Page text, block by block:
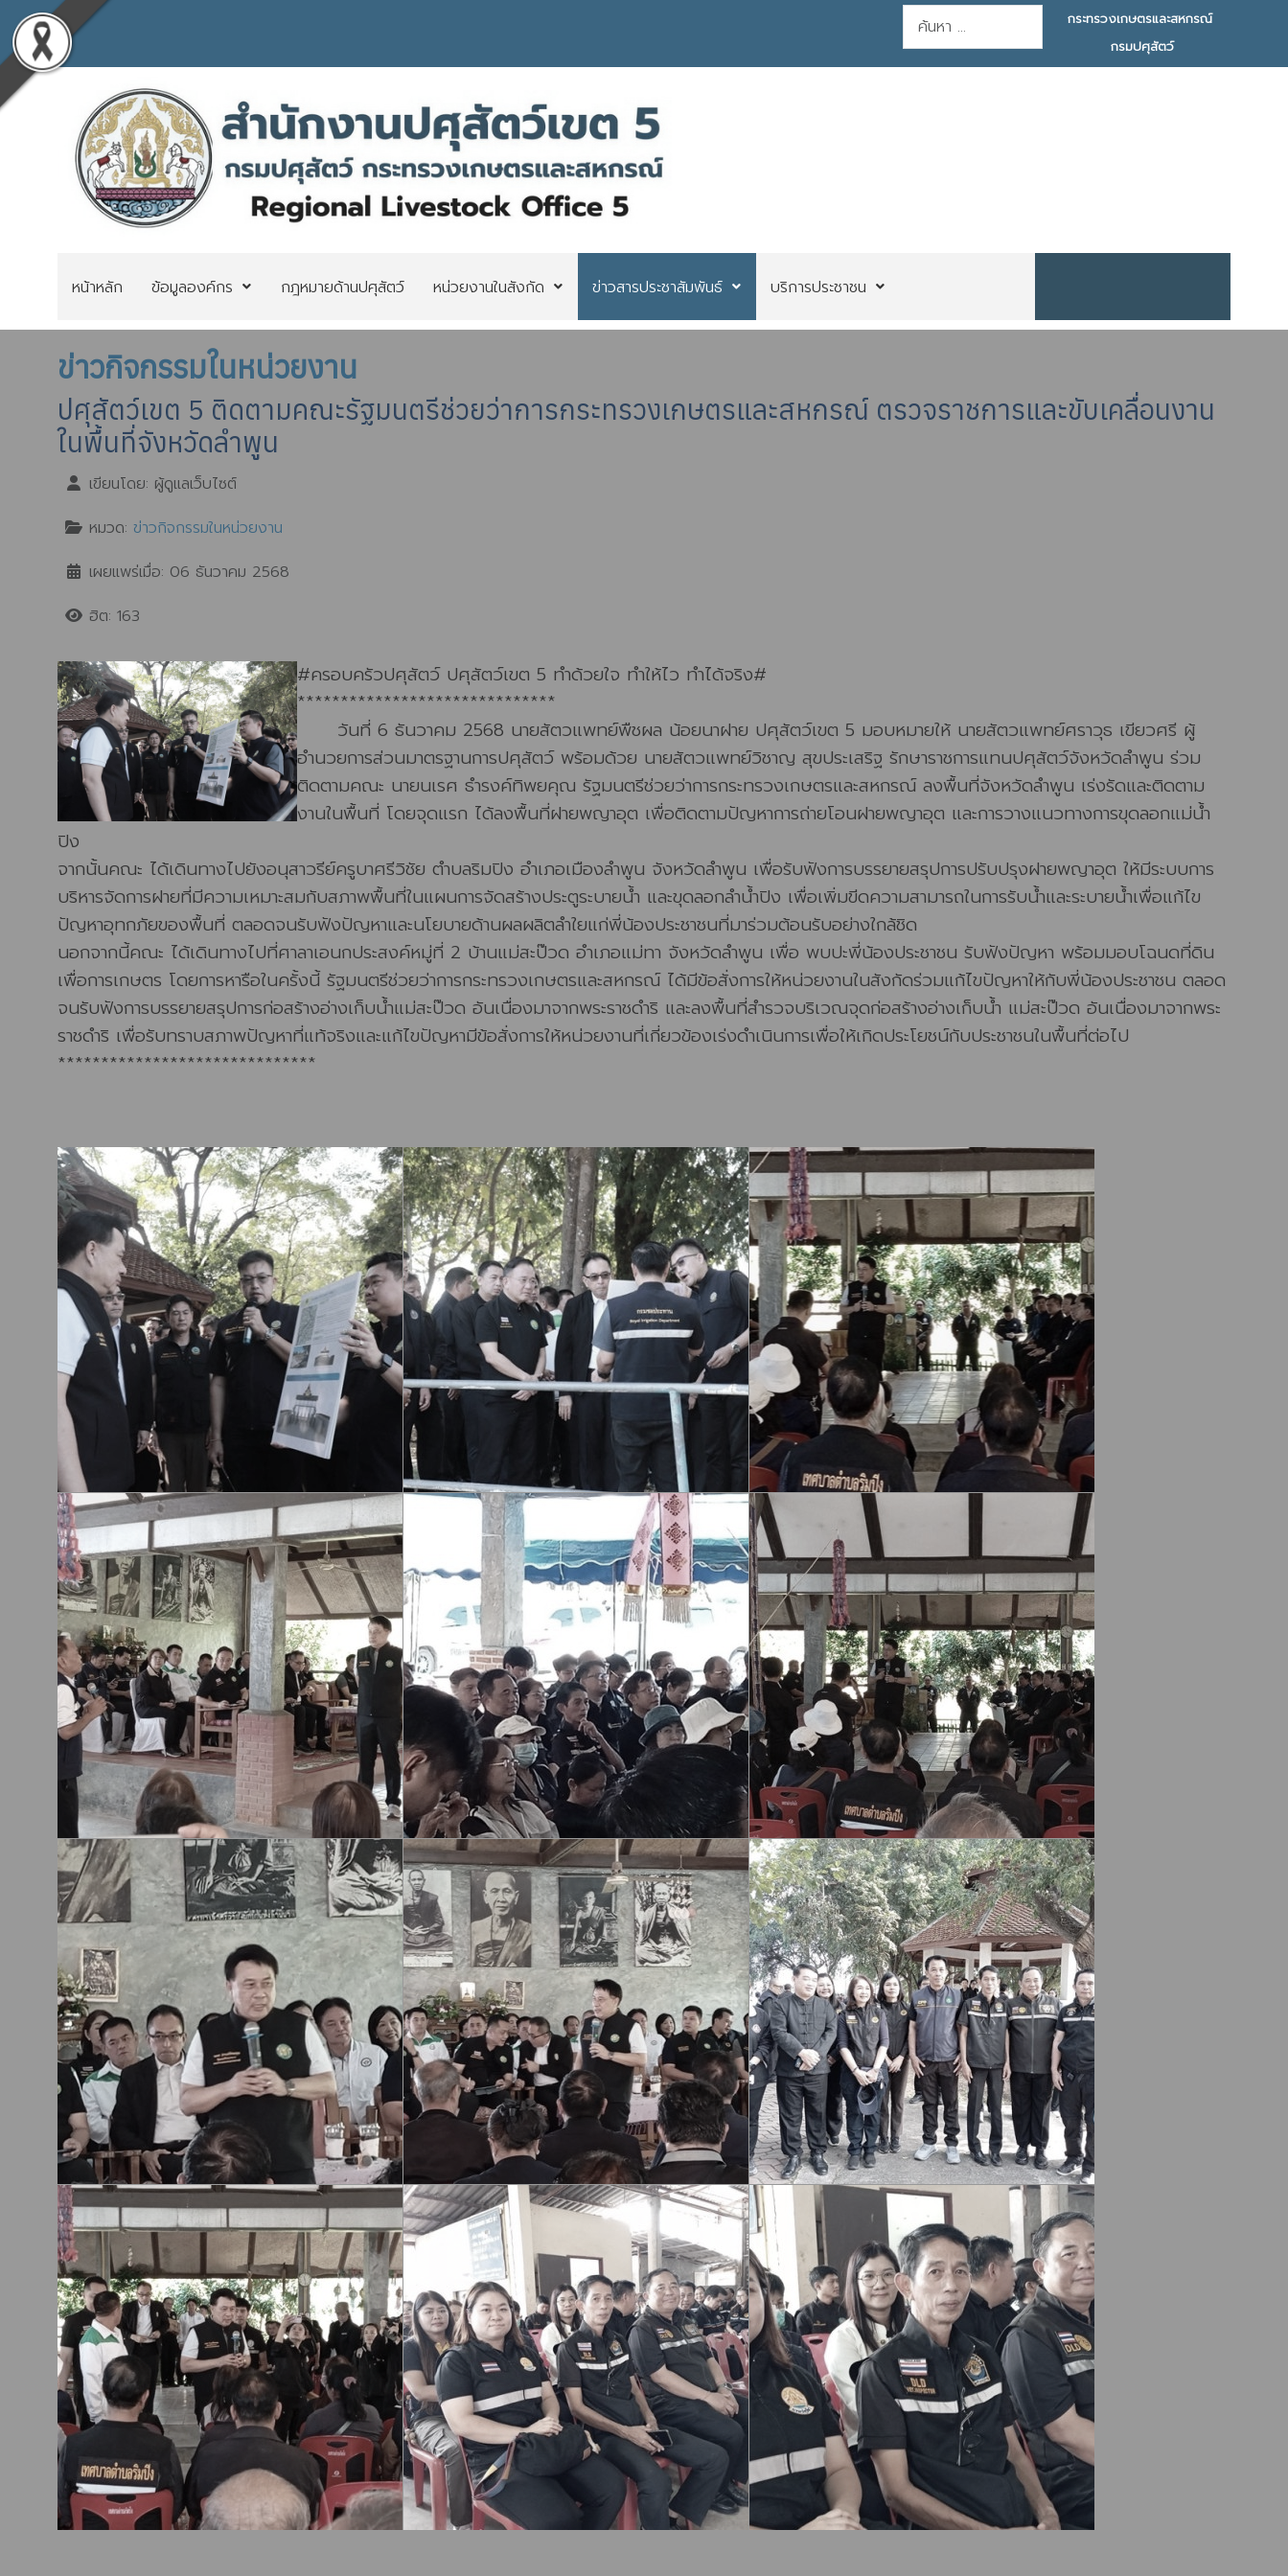
การค้นหา
กระทรวงเกษตรและสหกรณ์
กรมปศุสัตว์
หน้าหลัก ข้อมูลองค์กร กฎหมายด้านปศุสัตว์ หน่วยงานในสังกัด ข่าวสารประชาสัมพันธ์ บริการประชาชน
ข่าวกิจกรรมในหน่วยงาน
ปศุสัตว์เขต 5 ติดตามคณะรัฐมนตรีช่วยว่าการกระทรวงเกษตรและสหกรณ์ ตรวจราชการและขับเคลื่อนงาน
ในพื้นที่จังหวัดลำพูน
เขียนโดย: ผู้ดูแลเว็บไซต์
หมวด:ข่าวกิจกรรมในหน่วยงาน
เผยแพร่เมื่อ: 06 ธันวาคม 2568
ฮิต: 163
#ครอบครัวปศุสัตว์ ปศุสัตว์เขต 5 ทำด้วยใจ ทำให้ไว ทำได้จริง#
******************************
วันที่ 6 ธันวาคม 2568 นายสัตวแพทย์พืชผล น้อยนาฝาย ปศุสัตว์เขต 5 มอบหมายให้ นายสัตวแพทย์ศราวุธ เขียวศรี ผู้
อำนวยการส่วนมาตรฐานการปศุสัตว์ พร้อมด้วย นายสัตวแพทย์วิชาญ สุขประเสริฐ รักษาราชการแทนปศุสัตว์จังหวัดลำพูน ร่วม
ติดตามคณะ นายนเรศ ธำรงค์ทิพยคุณ รัฐมนตรีช่วยว่าการกระทรวงเกษตรและสหกรณ์ ลงพื้นที่จังหวัดลำพูน เร่งรัดและติดตาม
งานในพื้นที่ โดยจุดแรก ได้ลงพื้นที่ฝายพญาอุต เพื่อติดตามปัญหาการถ่ายโอนฝายพญาอุต และการวางแนวทางการขุดลอกแม่น้ำ
ปิง
จากนั้นคณะ ได้เดินทางไปยังอนุสาวรีย์ครูบาศรีวิชัย ตำบลริมปิง อำเภอเมืองลำพูน จังหวัดลำพูน เพื่อรับฟังการบรรยายสรุปการปรับปรุงฝายพญาอุต ให้มีระบบการ
บริหารจัดการฝายที่มีความเหมาะสมกับสภาพพื้นที่ในแผนการจัดสร้างประตูระบายน้ำ และขุดลอกลำน้ำปิง เพื่อเพิ่มขีดความสามารถในการรับน้ำและระบายน้ำเพื่อแก้ไข
ปัญหาอุทกภัยของพื้นที่ ตลอดจนรับฟังปัญหาและนโยบายด้านผลผลิตลำใยแก่พี่น้องประชาชนที่มาร่วมต้อนรับอย่างใกล้ชิด
นอกจากนี้คณะ ได้เดินทางไปที่ศาลาเอนกประสงค์หมู่ที่ 2 บ้านแม่สะป๊วด อำเภอแม่ทา จังหวัดลำพูน เพื่อ พบปะพี่น้องประชาชน รับฟังปัญหา พร้อมมอบโฉนดที่ดิน
เพื่อการเกษตร โดยการหารือในครั้งนี้ รัฐมนตรีช่วยว่าการกระทรวงเกษตรและสหกรณ์ ได้มีข้อสั่งการให้หน่วยงานในสังกัดร่วมแก้ไขปัญหาให้กับพี่น้องประชาชน ตลอด
จนรับฟังการบรรยายสรุปการก่อสร้างอ่างเก็บน้ำแม่สะป๊วด อันเนื่องมาจากพระราชดำริ และลงพื้นที่สำรวจบริเวณจุดก่อสร้างอ่างเก็บน้ำ แม่สะป๊วด อันเนื่องมาจากพระ
ราชดำริ เพื่อรับทราบสภาพปัญหาที่แท้จริงและแก้ไขปัญหามีข้อสั่งการให้หน่วยงานที่เกี่ยวข้องเร่งดำเนินการเพื่อให้เกิดประโยชน์กับประชาชนในพื้นที่ต่อไป
******************************